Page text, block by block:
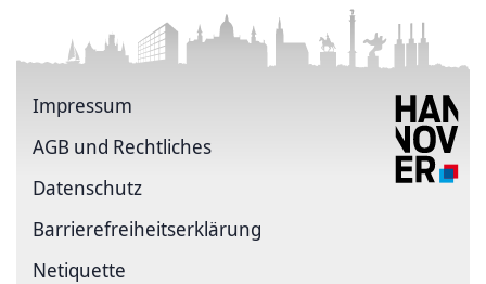
Impressum
AGB und Rechtliches
Datenschutz
Barriere­freiheits­erklärung
Netiquette